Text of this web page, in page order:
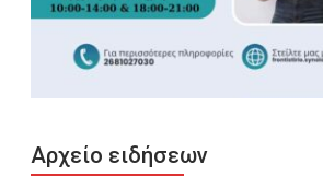
Αρχείο ειδήσεων